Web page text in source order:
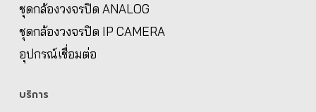
ชุดกล้องวงจรปิด ANALOG
ชุดกล้องวงจรปิด IP CAMERA
อุปกรณ์เชื่อมต่อ
บริการ